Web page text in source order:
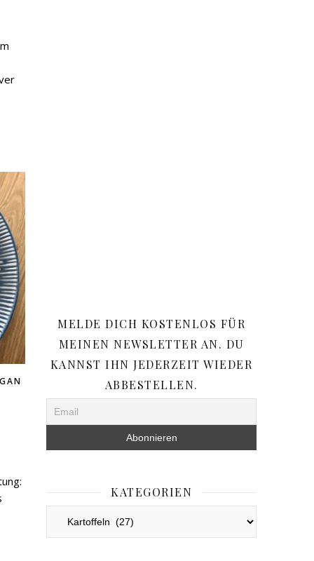
MELDE DICH KOSTENLOS FÜR
MEINEN NEWSLETTER AN. DU
KANNST IHN JEDERZEIT WIEDER
ABBESTELLEN.
KATEGORIEN